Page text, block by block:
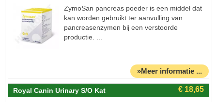
ZymoSan pancreas poeder is een middel dat
kan worden gebruikt ter aanvulling van
pancreasenzymen bij een verstoorde
productie. ...
»Meer informatie ...
Royal Canin Urinary S/O Kat